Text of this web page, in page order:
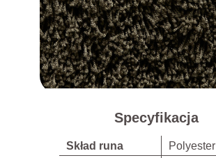
Specyfikacja
Skład runa
Polyester